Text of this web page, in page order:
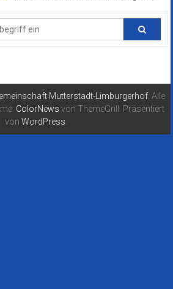
Mutterstadt-Limburgerhof . Alle
ColorNews von ThemeGrill. Präsentiert
von WordPress